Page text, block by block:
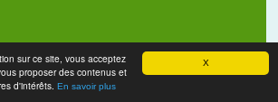
X
sur ce site, vous acceptez
proposer des contenus et
d'intérêts. En savoir plus